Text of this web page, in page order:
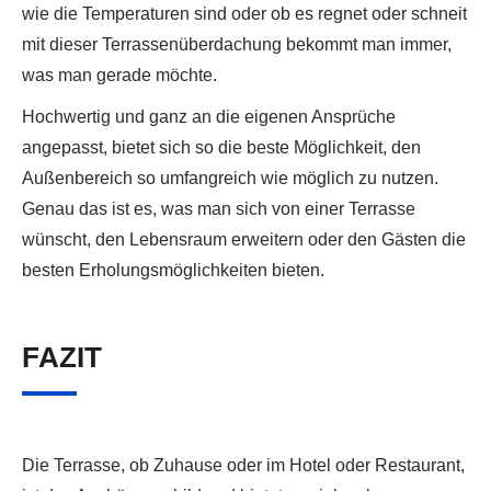
wie die Temperaturen sind oder ob es regnet oder schneit
mit dieser Terrassenüberdachung bekommt man immer,
was man gerade möchte.
Hochwertig und ganz an die eigenen Ansprüche
angepasst, bietet sich so die beste Möglichkeit, den
Außenbereich so umfangreich wie möglich zu nutzen.
Genau das ist es, was man sich von einer Terrasse
wünscht, den Lebensraum erweitern oder den Gästen die
besten Erholungsmöglichkeiten bieten.
FAZIT
Die Terrasse, ob Zuhause oder im Hotel oder Restaurant,